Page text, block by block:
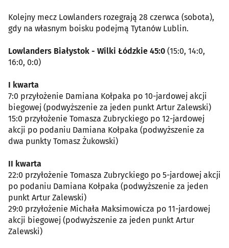
Kolejny mecz Lowlanders rozegrają 28 czerwca (sobota),
gdy na własnym boisku podejmą Tytanów Lublin.
Lowlanders Białystok - Wilki Łódzkie 45:0 (15:0, 14:0,
16:0, 0:0)
I kwarta
7:0 przyłożenie Damiana Kołpaka po 10-jardowej akcji
biegowej (podwyższenie za jeden punkt Artur Zalewski)
15:0 przyłożenie Tomasza Zubryckiego po 12-jardowej
akcji po podaniu Damiana Kołpaka (podwyższenie za
dwa punkty Tomasz Żukowski)
II kwarta
22:0 przyłożenie Tomasza Zubryckiego po 5-jardowej akcji
po podaniu Damiana Kołpaka (podwyższenie za jeden
punkt Artur Zalewski)
29:0 przyłożenie Michała Maksimowicza po 11-jardowej
akcji biegowej (podwyższenie za jeden punkt Artur
Zalewski)